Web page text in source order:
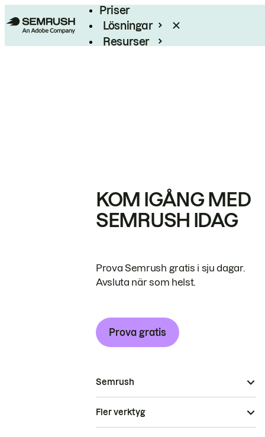
Priser
Lösningar
Resurser
KOM IGÅNG MED
SEMRUSH IDAG
Prova Semrush gratis i sju dagar.
Avsluta när som helst.
Prova gratis
Semrush
Fler verktyg